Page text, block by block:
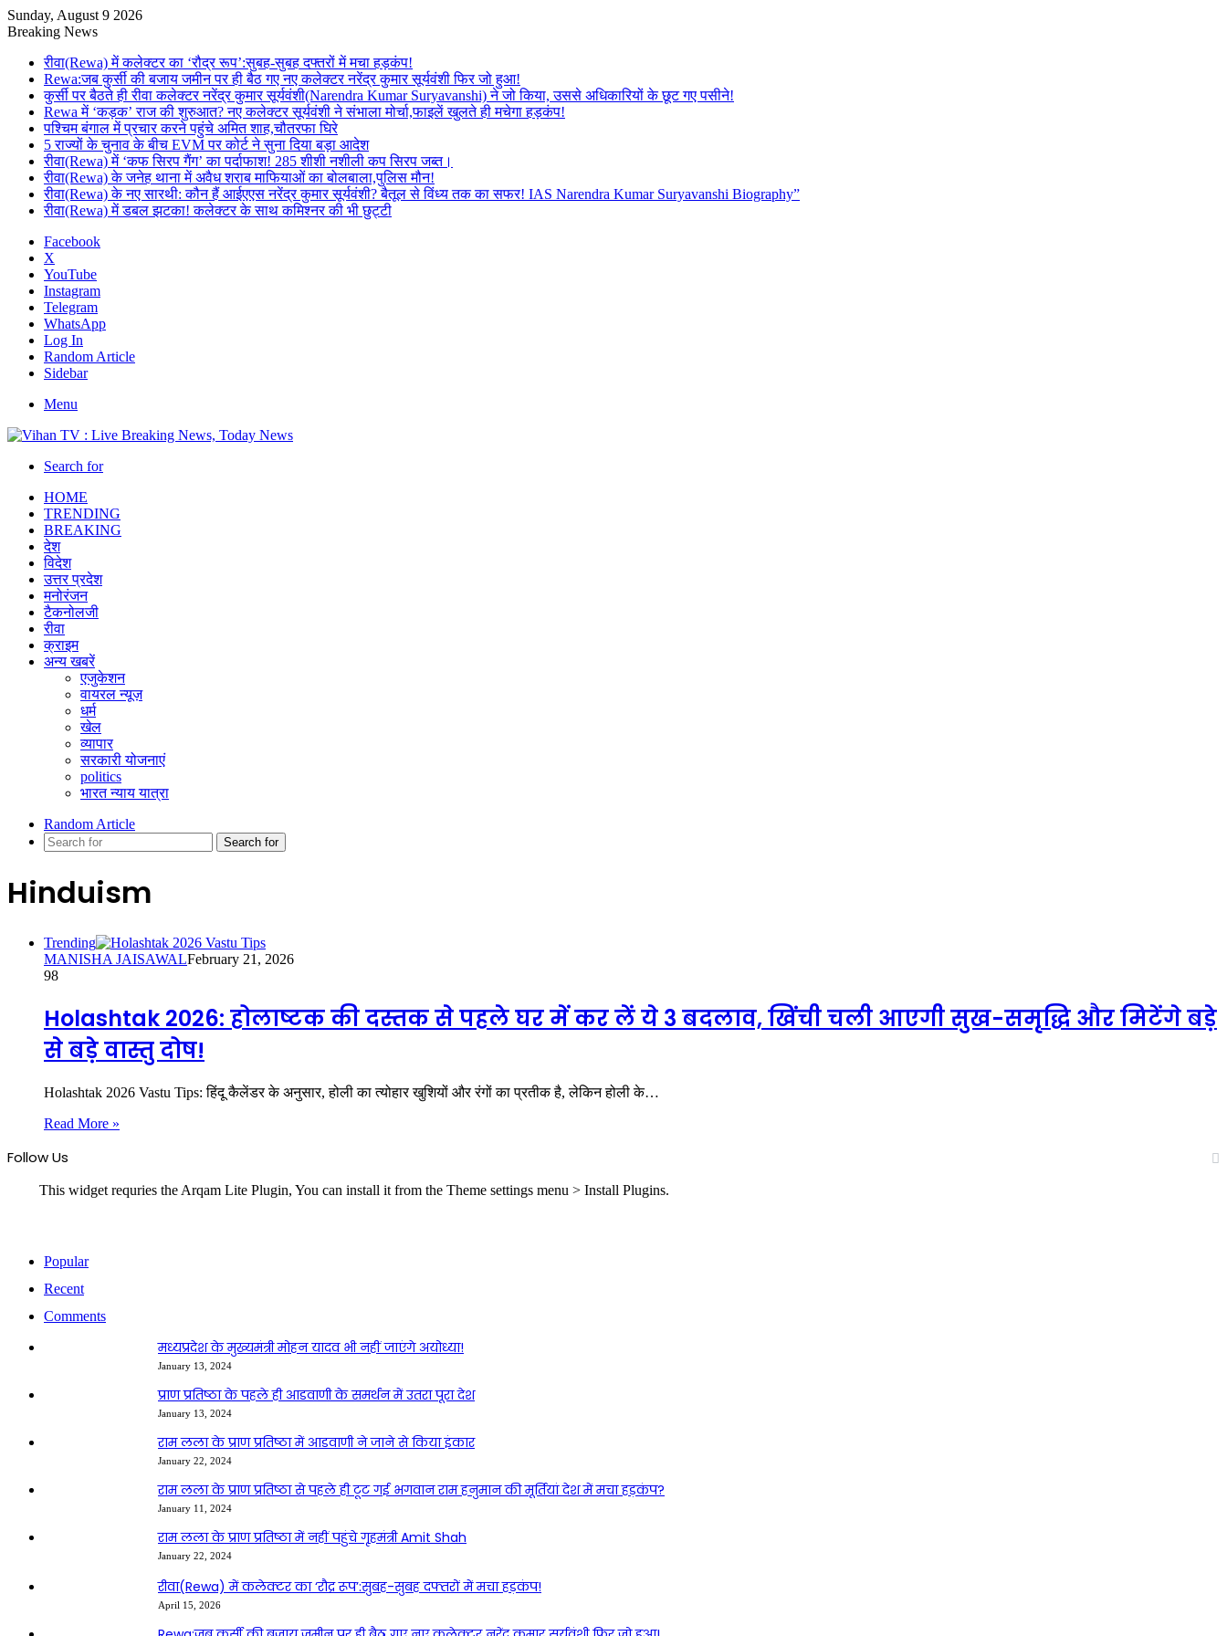
Sunday, August 9 2026
Breaking News
रीवा(Rewa) में कलेक्टर का ‘रौद्र रूप’:सुबह-सुबह दफ्तरों में मचा हड़कंप!
Rewa:जब कुर्सी की बजाय जमीन पर ही बैठ गए नए कलेक्टर नरेंद्र कुमार सूर्यवंशी फिर जो हुआ!
कुर्सी पर बैठते ही रीवा कलेक्टर नरेंद्र कुमार सूर्यवंशी(Narendra Kumar Suryavanshi) ने जो किया, उससे अधिकारियों के छूट गए पसीने!
Rewa में ‘कड़क’ राज की शुरुआत? नए कलेक्टर सूर्यवंशी ने संभाला मोर्चा,फाइलें खुलते ही मचेगा हड़कंप!
पश्चिम बंगाल में प्रचार करने पहुंचे अमित शाह,चौतरफा घिरे
5 राज्यों के चुनाव के बीच EVM पर कोर्ट ने सुना दिया बड़ा आदेश
रीवा(Rewa) में ‘कफ सिरप गैंग’ का पर्दाफाश! 285 शीशी नशीली कप सिरप जब्त।
रीवा(Rewa) के जनेह थाना में अवैध शराब माफियाओं का बोलबाला,पुलिस मौन!
रीवा(Rewa) के नए सारथी: कौन हैं आईएएस नरेंद्र कुमार सूर्यवंशी? बैतूल से विंध्य तक का सफर! IAS Narendra Kumar Suryavanshi Biography”
रीवा(Rewa) में डबल झटका! कलेक्टर के साथ कमिश्नर की भी छुट्टी
Facebook
X
YouTube
Instagram
Telegram
WhatsApp
Log In
Random Article
Sidebar
Menu
Search for
HOME
TRENDING
BREAKING
देश
विदेश
उत्तर प्रदेश
मनोरंजन
टैकनोलजी
रीवा
क्राइम
अन्य खबरें
एजुकेशन
वायरल न्यूज़
धर्म
खेल
व्यापार
सरकारी योजनाएं
politics
भारत न्याय यात्रा
Random Article
Search for
Hinduism
Trending
MANISHA JAISAWALFebruary 21, 2026
98
Holashtak 2026: होलाष्टक की दस्तक से पहले घर में कर लें ये 3 बदलाव, खिंची चली आएगी सुख-समृद्धि और मिटेंगे बड़े
से बड़े वास्तु दोष!
Holashtak 2026 Vastu Tips: हिंदू कैलेंडर के अनुसार, होली का त्योहार खुशियों और रंगों का प्रतीक है, लेकिन होली के…
Read More »
Follow Us
This widget requries the Arqam Lite Plugin, You can install it from the Theme settings menu > Install Plugins.
Popular
Recent
Comments
मध्यप्रदेश के मुख्यमंत्री मोहन यादव भी नहीं जाएंगे अयोध्या!
January 13, 2024
प्राण प्रतिष्ठा के पहले ही आडवाणी के समर्थन में उतरा पूरा देश
January 13, 2024
राम लला के प्राण प्रतिष्ठा में आडवाणी ने जाने से किया इंकार
January 22, 2024
राम लला के प्राण प्रतिष्ठा से पहले ही टूट गई भगवान राम हनुमान की मूर्तियां देश में मचा हड़कंप?
January 11, 2024
राम लला के प्राण प्रतिष्ठा में नहीं पहुंचे गृहमंत्री Amit Shah
January 22, 2024
रीवा(Rewa) में कलेक्टर का ‘रौद्र रूप’:सुबह-सुबह दफ्तरों में मचा हड़कंप!
April 15, 2026